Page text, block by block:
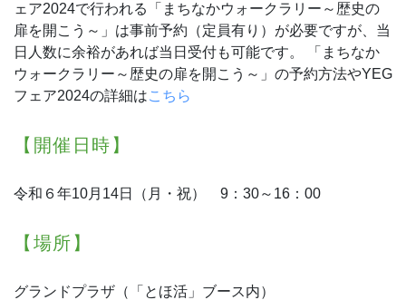
ェア2024で行われる「まちなかウォークラリー～歴史の
扉を開こう～」は事前予約（定員有り）が必要ですが、当
日人数に余裕があれば当日受付も可能です。
「まちなか
ウォークラリー～歴史の扉を開こう～」の予約方法やYEG
フェア2024の詳細はこちら
【開催日時】
令和６年10月14日（月・祝） 9：30～16：00
【場所】
グランドプラザ（「とほ活」ブース内）